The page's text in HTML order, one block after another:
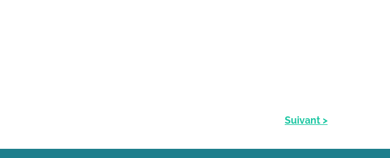
Suivant >